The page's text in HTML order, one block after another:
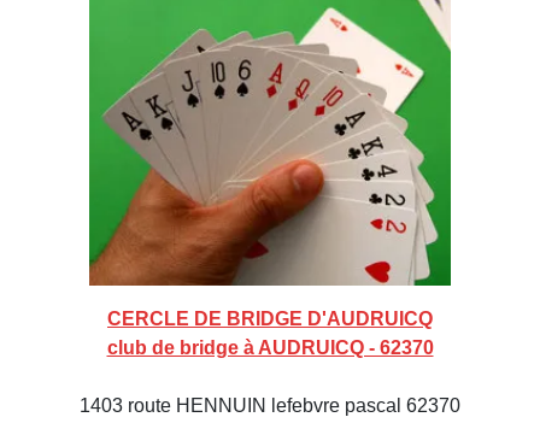
CERCLE DE BRIDGE D'AUDRUICQ
club de bridge à AUDRUICQ - 62370
1403 route HENNUIN lefebvre pascal 62370